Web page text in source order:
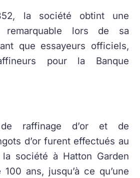
la société obtint une
remarquable lors de sa
que essayeurs officiels,
pour la Banque
raffinage d’or et de
d’or furent effectués au
société à Hatton Garden
ans, jusqu’à ce qu’une